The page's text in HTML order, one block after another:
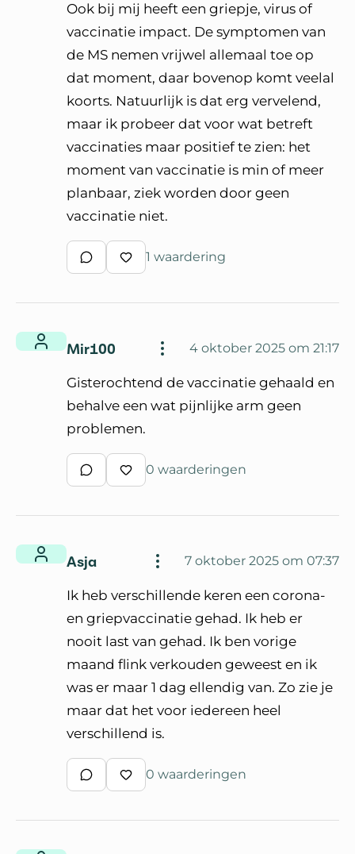
Ook bij mij heeft een griepje, virus of
vaccinatie impact. De symptomen van
de MS nemen vrijwel allemaal toe op
dat moment, daar bovenop komt veelal
koorts. Natuurlijk is dat erg vervelend,
maar ik probeer dat voor wat betreft
vaccinaties maar positief te zien: het
moment van vaccinatie is min of meer
planbaar, ziek worden door geen
vaccinatie niet.
Schrijf een reactie
Waardeer reactie
1 waardering
Mir100 4 oktober 2025 om 21:17
Gisterochtend de vaccinatie gehaald en
behalve een wat pijnlijke arm geen
problemen.
Schrijf een reactie
Waardeer reactie
0 waarderingen
Asja 7 oktober 2025 om 07:37
Ik heb verschillende keren een corona-
en griepvaccinatie gehad. Ik heb er
nooit last van gehad. Ik ben vorige
maand flink verkouden geweest en ik
was er maar 1 dag ellendig van. Zo zie je
maar dat het voor iedereen heel
verschillend is.
Schrijf een reactie
Waardeer reactie
0 waarderingen